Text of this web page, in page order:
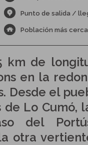
Punto de salida /
Población más
km de
en la
Desde el
de Lo Cumó,
del
otra